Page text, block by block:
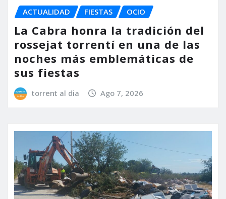
ACTUALIDAD FIESTAS OCIO
La Cabra honra la tradición del
rossejat torrentí en una de las
noches más emblemáticas de
sus fiestas
torrent al dia Ago 7, 2026